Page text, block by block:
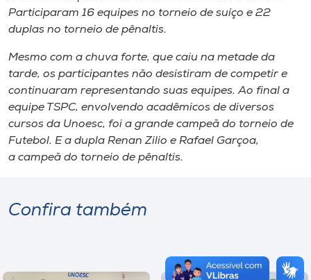
Participaram 16 equipes no torneio de suíço e 22
duplas no torneio de pênaltis.
Mesmo com a chuva forte, que caiu na metade da
tarde, os participantes não desistiram de competir e
continuaram representando suas equipes. Ao final a
equipe TSPC, envolvendo acadêmicos de diversos
cursos da Unoesc, foi a grande campeã do torneio de
Futebol. E a dupla Renan Zilio e Rafael Garçoa,
a campeã do torneio de pênaltis.
Confira também